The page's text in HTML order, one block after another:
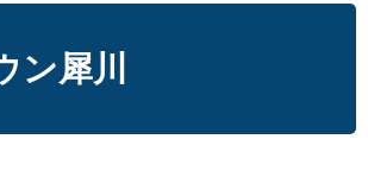
ン犀川